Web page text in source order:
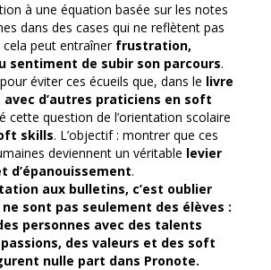
à une équation basée sur les notes
dans des cases qui ne reflètent pas
peut entraîner frustration,
sentiment de subir son parcours.
éviter ces écueils que, dans le livre
avec d’autres praticiens en soft
cette question de l’orientation scolaire
skills. L’objectif : montrer que ces
deviennent un véritable levier
d’épanouissement.
aux bulletins, c’est oublier
sont pas seulement des élèves :
personnes avec des talents
des valeurs et des soft
nulle part dans Pronote.